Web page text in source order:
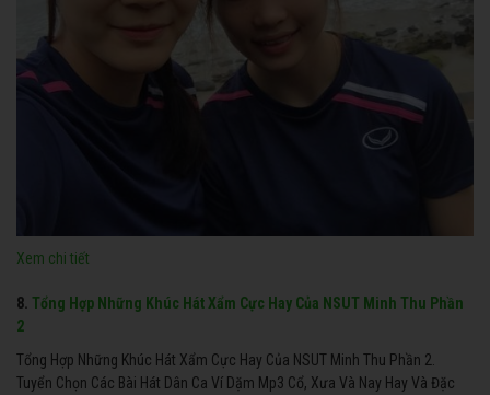
Xem chi tiết
8. Tổng Hợp Những Khúc Hát Xẩm Cực Hay Của NSUT Minh Thu Phần
2
Tổng Hợp Những Khúc Hát Xẩm Cực Hay Của NSUT Minh Thu Phần 2.
Tuyển Chọn Các Bài Hát Dân Ca Ví Dặm Mp3 Cổ, Xưa Và Nay Hay Và Đặc